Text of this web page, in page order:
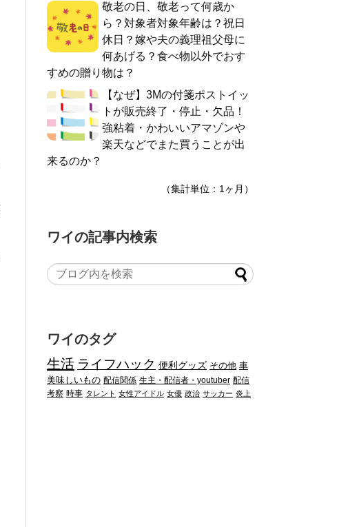
敬老の日、敬老って何歳か
ら？対象者対象年齢は？祝日
休日？嫁や夫の義理祖父母に
何あげる？食べ物以外でおす
すめの贈り物は？
【なぜ】3Mの付箋ポストイッ
トが販売終了・停止・欠品！
強粘着・かわいいアマゾンや
楽天などでまた買うことが出
来るのか？
（集計単位：1ヶ月）
ワイの記事内検索
ワイのタグ
生活 ライフハック 便利グッズ その他 車
美味しいもの 配信関係 生主・配信者・youtuber 配信
考察 時事 タレント 女性アイドル 女優 政治 サッカー 炎上